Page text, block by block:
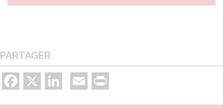
PARTAGER
Facebook LinkedIn Email